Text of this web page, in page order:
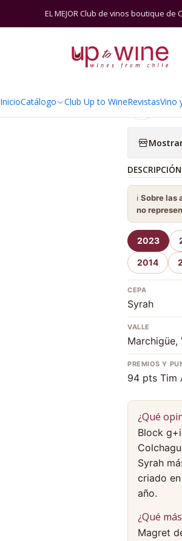
InicioCatálogo Club Up to WineRevistasVino
EL MEJOR Club de vinos boutique de
Catálogo Viñas Polkura
|
DESCRIPCIÓN
ℹ️ Sobre las
no
2023
2014
CEPA
Syrah
VALLE
Marchigüe,
PREMIOS Y
94 pts Tim
¿Qué
Block
Syrah
criado
año.
¿Qué
Magret